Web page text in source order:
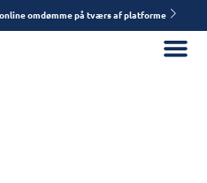
omdømme på tværs af platforme